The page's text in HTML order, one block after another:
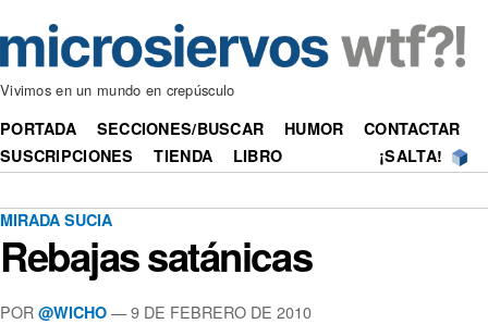
Vivimos en un mundo en crepúsculo
PORTADA SECCIONES/BUSCAR HUMOR
CONTACTAR
SUSCRIPCIONES
TIENDA LIBRO ¡SALTA!
MIRADA SUCIA
Rebajas satánicas
POR @WICHO —9 DE FEBRERO DE 2010